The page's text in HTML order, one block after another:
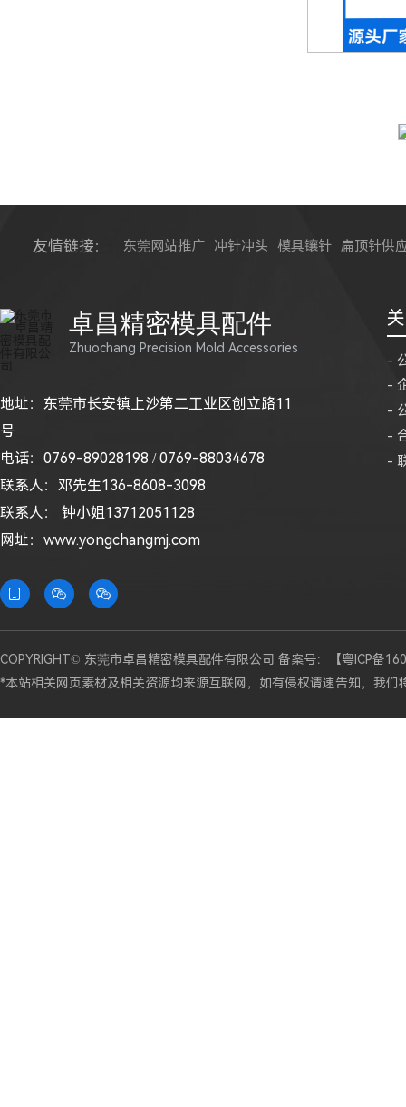
友情链接： 东莞网站推广 冲针冲头 模具镶针 扁顶针供
卓昌精密模具配件
Zhuochang Precision Mold Accessories
地址：东莞市长安镇上沙第二工业区创立路11
号
电话：0769-89028198 / 0769-88034678
联系人：邓先生136-8608-3098
联系人： 钟小姐13712051128
网址： www.yongchangmj.com
  
-
-
-
-
-
COPYRIGHT© 东莞市卓昌精密模具配件有限公司 备案号：
【粤ICP备
*本站相关网页素材及相关资源均来源互联网，如有侵权请速告知，我们